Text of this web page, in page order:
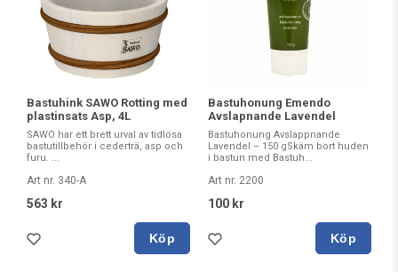
Bastuhink SAWO Rotting med
plastinsats Asp, 4L
SAWO har ett brett urval av tidlösa
bastutillbehör i cederträ, asp och
furu. ...
Art nr. 340-A
563 kr
Köp
Bastuhonung Emendo
Avslapnande Lavendel
Bastuhonung Avslappnande
Lavendel – 150 gSkäm bort huden
i bastun med Bastuh...
Art nr. 2200
100 kr
Köp